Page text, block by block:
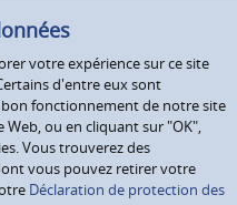
votre expérience sur ce site
d'entre eux sont
fonctionnement de notre site
ou en cliquant sur "OK",
Vous trouverez des
vous pouvez retirer votre
Déclaration de protection des